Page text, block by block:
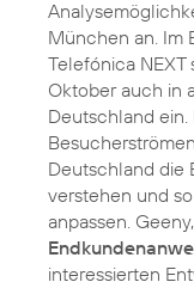
München an. Im
Telefónica
Oktober auch in
Deutschland
Deutschland die
verstehen und
anpassen.
interessierten